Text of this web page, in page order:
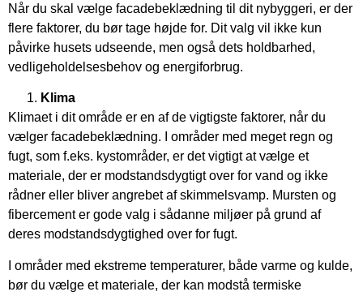
Når du skal vælge facadebeklædning til dit nybyggeri, er der
flere faktorer, du bør tage højde for. Dit valg vil ikke kun
påvirke husets udseende, men også dets holdbarhed,
vedligeholdelsesbehov og energiforbrug.
Klima
Klimaet i dit område er en af de vigtigste faktorer, når du
vælger facadebeklædning. I områder med meget regn og
fugt, som f.eks. kystområder, er det vigtigt at vælge et
materiale, der er modstandsdygtigt over for vand og ikke
rådner eller bliver angrebet af skimmelsvamp. Mursten og
fibercement er gode valg i sådanne miljøer på grund af
deres modstandsdygtighed over for fugt.
I områder med ekstreme temperaturer, både varme og kulde,
bør du vælge et materiale, der kan modstå termiske